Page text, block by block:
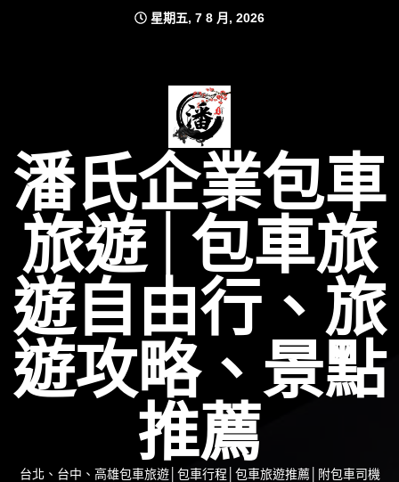
星期五, 7 8 月, 2026
潘氏企業包車
旅遊│包車旅
遊自由行、旅
遊攻略、景點
推薦
台北、台中、高雄包車旅遊│包車行程│包車旅遊推薦│附包車司機